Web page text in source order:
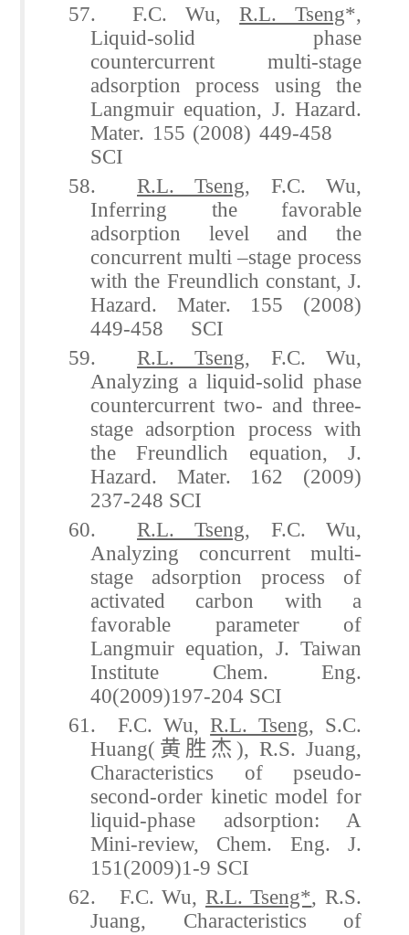
57. F.C. Wu,R.L. Tseng*,
Liquid-solid phase
countercurrent multi-stage
adsorption process using the
Langmuir equation, J. Hazard.
Mater. 155 (2008) 449-458
SCI
58. R.L. Tseng, F.C. Wu,
Inferring the favorable
adsorption level and the
concurrent multi –stage process
with the Freundlich constant, J.
Hazard. Mater. 155 (2008)
449-458 SCI
59. R.L. Tseng, F.C. Wu,
Analyzing a liquid-solid phase
countercurrent two- and three-
stage adsorption process with
the Freundlich equation, J.
Hazard. Mater. 162 (2009)
237-248 SCI
60. R.L. Tseng, F.C. Wu,
Analyzing concurrent multi-
stage adsorption process of
activated carbon with a
favorable parameter of
Langmuir equation, J. Taiwan
Institute Chem. Eng.
40(2009)197-204 SCI
61. F.C. Wu,R.L. Tseng, S.C.
Huang( 黄胜杰), R.S. Juang,
Characteristics of pseudo-
second-order kinetic model for
liquid-phase adsorption: A
Mini-review, Chem. Eng. J.
151(2009)1-9 SCI
62. F.C. Wu, R.L. Tseng*, R.S.
Juang, Characteristics of